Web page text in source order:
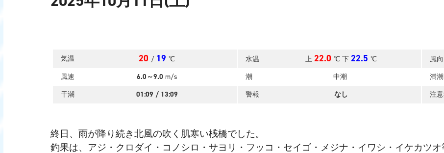
気温 20 / 19 ℃ 水温 上 22.0 ℃ 下 22.5 ℃ 風
風速
6.0～9.0 m/s 潮 中潮 満潮
干潮
01:09 / 13:09 警報 なし 注
終日、雨が降り続き北風の吹く肌寒い桟橋でした。
釣果は、アジ・クロダイ・コノシロ・サヨリ・フッコ・セイゴ・メジナ・イワシ・イケカツオ